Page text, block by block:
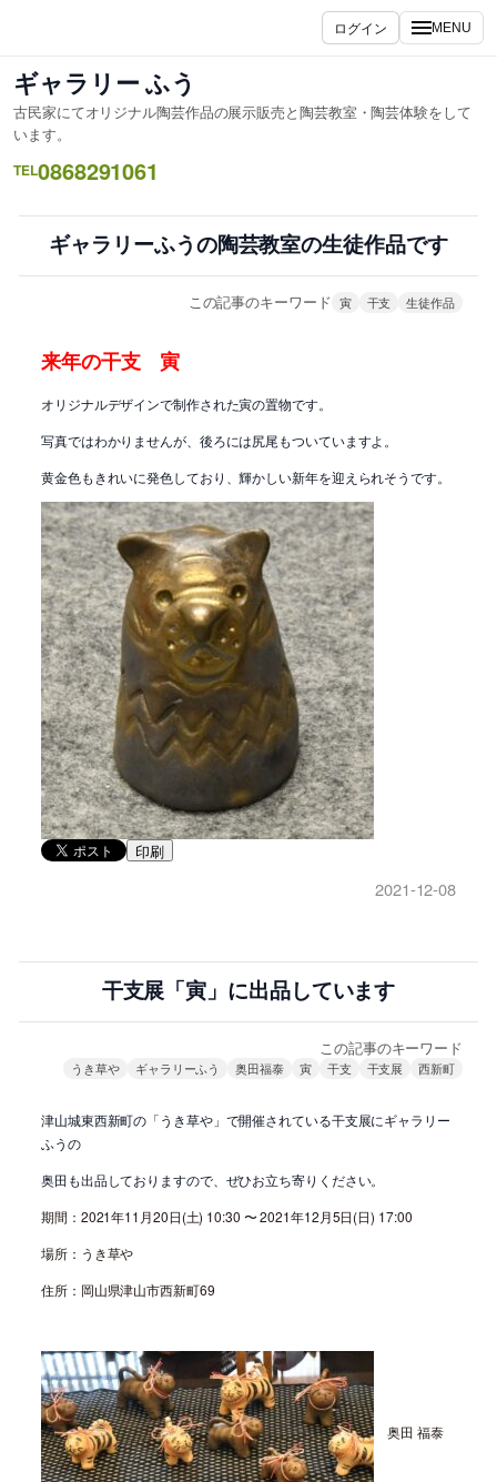
ス
キ
ッ
プ
ログイン MENU
ギャラリー ふう
古民家にてオリジナル陶芸作品の展示販売と陶芸教室・陶芸体験をして
います。
TEL0868291061
ギャラリーふうの陶芸教室の生徒作品です
この記事のキーワード 寅 干支 生徒作品
来年の干支 寅
オリジナルデザインで制作された寅の置物です。
写真ではわかりませんが、後ろには尻尾もついていますよ。
黄金色もきれいに発色しており、輝かしい新年を迎えられそうです。
印刷
2021-12-08
干支展「寅」に出品しています
この記事のキーワード
うき草や ギャラリーふう 奥田福泰 寅 干支 干支展 西新町
津山城東西新町の「うき草や」で開催されている干支展にギャラリー
ふうの
奥田も出品しておりますので、ぜひお立ち寄りください。
期間：2021年11月20日(土) 10:30 〜 2021年12月5日(日) 17:00
場所：うき草や
住所：岡山県津山市西新町69
奥田 福泰